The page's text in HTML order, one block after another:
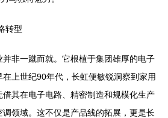
转型
非一蹴而就。它根植于集团雄厚的电子
上世纪90年代，长虹便敏锐洞察到家用
其在电子电路、精密制造和规模化生产
领域。这不仅是产品线的拓展，更是长